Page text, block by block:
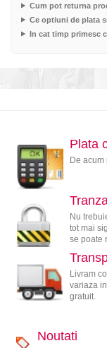
Cum pot returna
Ce optiuni de plata
In cat timp primesc
Plata
De acum
Nu
tot mai
se poate
Livram
variaza
gratuit.
Noutati